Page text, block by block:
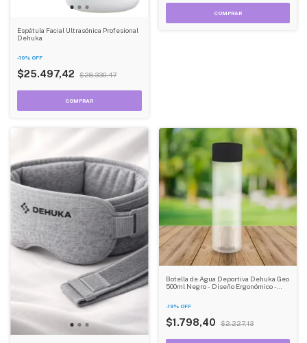
Espátula Facial Ultrasónica Profesional
Dehuka
-10% OFF
$25.497,42 $28.330,47
Botella de Agua Deportiva Dehuka Geo
500ml Negro - Diseño Ergonómico -
-19% OFF
$1.798,40 $2.227,13